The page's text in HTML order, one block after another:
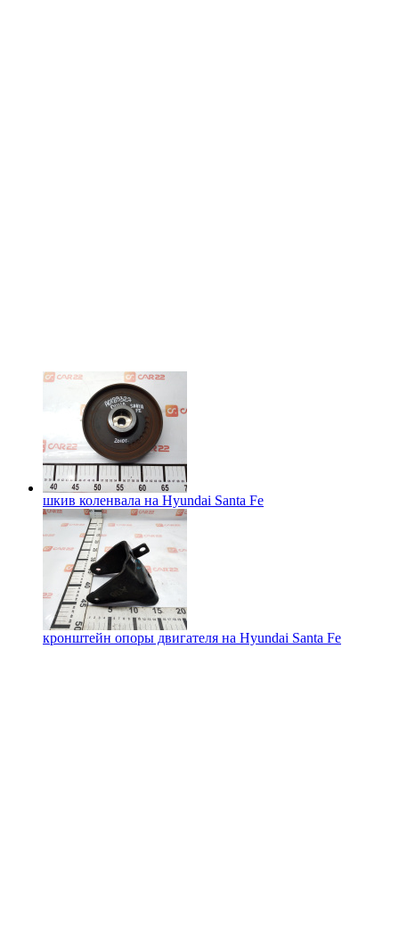
шкив коленвала на Hyundai Santa Fe
кронштейн опоры двигателя на Hyundai Santa Fe